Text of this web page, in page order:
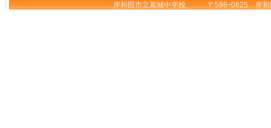
岸和田市立葛城中学校 〒596ｰ0825 岸和田